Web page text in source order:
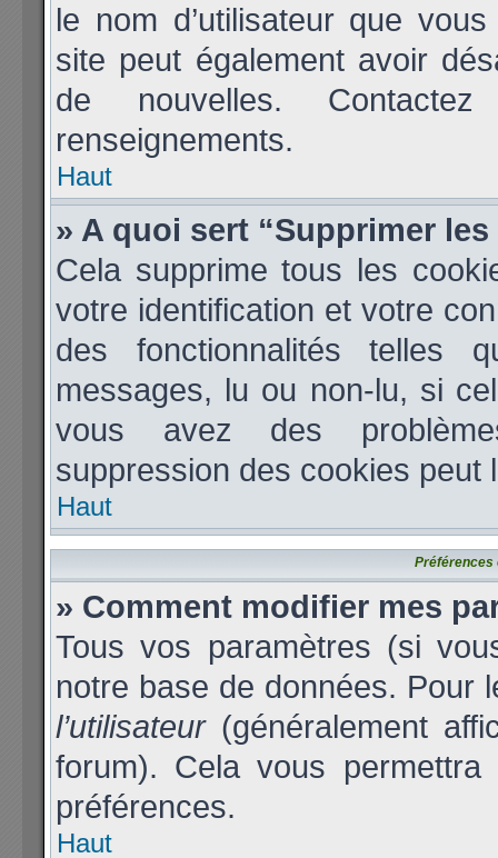
le nom d’utilisateur que
site peut également avoir
de nouvelles.
renseignements.
Haut
» A quoi sert “Supprimer
Cela supprime tous les
votre identification et votre
des fonctionnalités telles
messages, lu ou non-lu, si
vous avez des
suppression des cookies peut
Haut
Préférences
» Comment modifier mes
Tous vos paramètres (si
notre base de données. Pour
l’utilisateur(généralement
forum). Cela vous
préférences.
Haut